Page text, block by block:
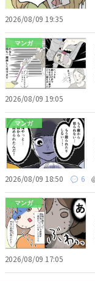
2026/08/09 19:35
マンガ
2026/08/09 19:05
マンガ
2026/08/09 18:50 6
マンガ
2026/08/09 17:05